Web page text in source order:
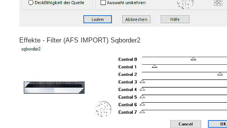
Effekte - Filter (AFS IMPORT) Sqborder2